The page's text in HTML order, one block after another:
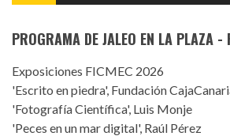
PROGRAMA DE JALEO EN LA PLAZA
Exposiciones FICMEC 2026
'Escrito en piedra', Fundación
'Fotografía Científica', Luis Monje
'Peces en un mar digital', Raúl Pérez